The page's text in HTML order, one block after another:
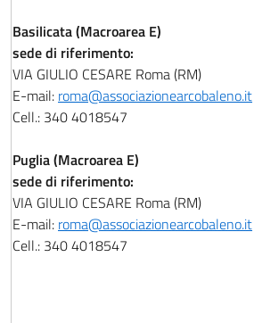
Basilicata (Macroarea E)
sede di riferimento:
VIA GIULIO CESARE Roma (RM)
E-mail: roma@associazionearcobaleno.it
Cell.: 340 4018547
Puglia (Macroarea E)
sede di riferimento:
VIA GIULIO CESARE Roma (RM)
E-mail: roma@associazionearcobaleno.it
Cell.: 340 4018547